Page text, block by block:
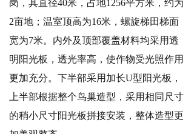
岗， 其直径40米，占地1256平方米，约为
2亩地；温室顶高为16米，螺旋梯田梯面
宽为7米。内外及顶部覆盖材料均采用透
明阳光板，透光率高，使作物受光照作用
更加充分。下半部采用加长U型阳光板，
上半部根据整个鸟巢造型，采用相同尺寸
的稍小尺寸阳光板拼接安装，整体造型更